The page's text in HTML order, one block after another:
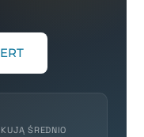
ŚREDNIO